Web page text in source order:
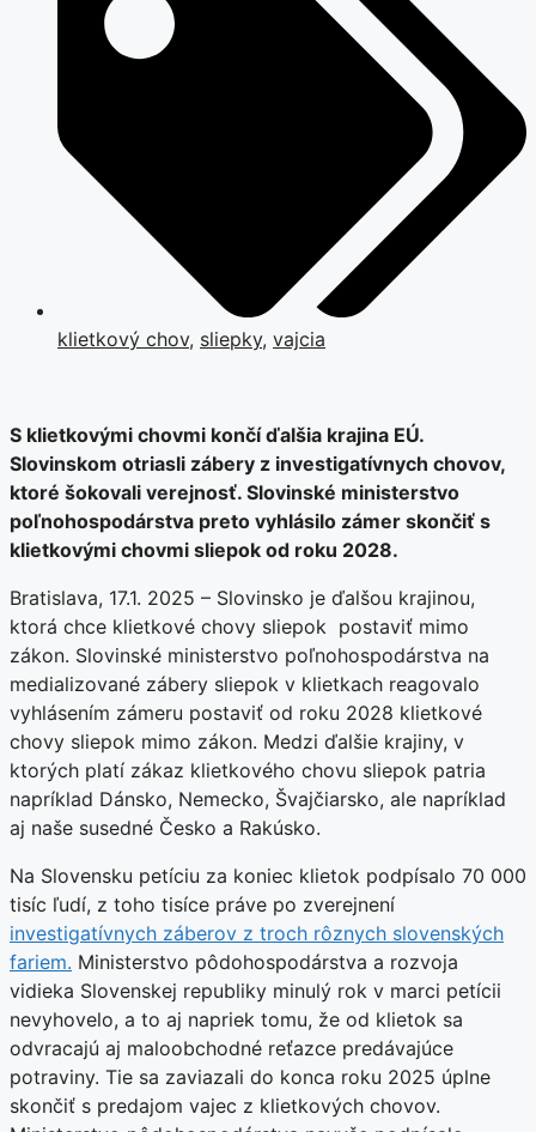
klietkový chov, sliepky, vajcia
S klietkovými chovmi končí ďalšia krajina EÚ.
Slovinskom otriasli zábery z investigatívnych chovov,
ktoré šokovali verejnosť. Slovinské ministerstvo
poľnohospodárstva preto vyhlásilo zámer skončiť s
klietkovými chovmi sliepok od roku 2028.
Bratislava, 17.1. 2025 – Slovinsko je ďalšou krajinou,
ktorá chce klietkové chovy sliepok postaviť mimo
zákon. Slovinské ministerstvo poľnohospodárstva na
medializované zábery sliepok v klietkach reagovalo
vyhlásením zámeru postaviť od roku 2028 klietkové
chovy sliepok mimo zákon. Medzi ďalšie krajiny, v
ktorých platí zákaz klietkového chovu sliepok patria
napríklad Dánsko, Nemecko, Švajčiarsko, ale napríklad
aj naše susedné Česko a Rakúsko.
Na Slovensku petíciu za koniec klietok podpísalo 70 000
tisíc ľudí, z toho tisíce práve po zverejnení
investigatívnych záberov z troch rôznych slovenských
fariem. Ministerstvo pôdohospodárstva a rozvoja
vidieka Slovenskej republiky minulý rok v marci petícii
nevyhovelo, a to aj napriek tomu, že od klietok sa
odvracajú aj maloobchodné reťazce predávajúce
potraviny. Tie sa zaviazali do konca roku 2025 úplne
skončiť s predajom vajec z klietkových chovov.